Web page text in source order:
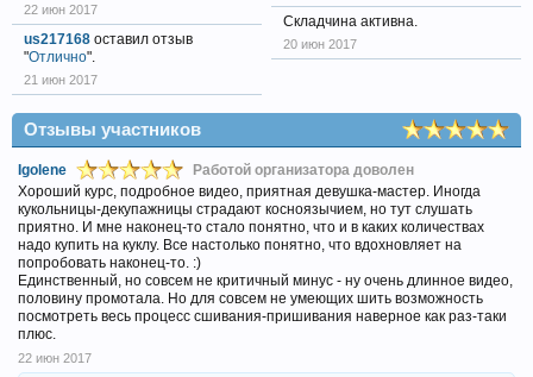
22 июн 2017
us217168 оставил отзыв
"Отлично".
21 июн 2017
Складчина активна.
20 июн 2017
Отзывы участников
Igolene
Работой организатора доволен
Хороший курс, подробное видео, приятная девушка-мастер. Иногда
кукольницы-декупажницы страдают косноязычием, но тут слушать
приятно. И мне наконец-то стало понятно, что и в каких количествах
надо купить на куклу. Все настолько понятно, что вдохновляет на
попробовать наконец-то. :)
Единственный, но совсем не критичный минус - ну очень длинное видео,
половину промотала. Но для совсем не умеющих шить возможность
посмотреть весь процесс сшивания-пришивания наверное как раз-таки
плюс.
22 июн 2017